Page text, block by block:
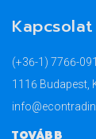
Kapcsolat
(+36-1) 7766-091
1116 Budapest,
TOVÁBB